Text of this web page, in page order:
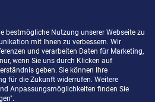
IN RUTESHEIM
bestmögliche Nutzung unserer Webseite zu
mit Ihnen zu verbessern. Wir
und verarbeiten Daten für Marketing,
wenn Sie uns durch Klicken auf
geben. Sie können Ihre
für die Zukunft widerrufen. Weitere
Anpassungsmöglichkeiten finden Sie